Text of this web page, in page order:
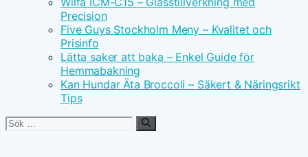
Precision
Five Guys Stockholm Meny – Kvalitet och
Prisinfo
Lätta saker att baka – Enkel Guide för
Hemmabakning
Kan Hundar Äta Broccoli – Säkert & Näringsrikt
Tips
Sök